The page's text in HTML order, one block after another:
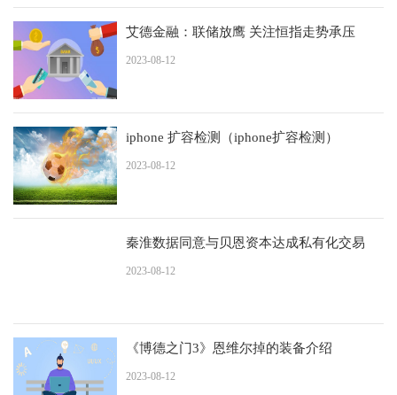
艾德金融：联储放鹰 关注恒指走势承压
2023-08-12
iphone 扩容检测（iphone扩容检测）
2023-08-12
秦淮数据同意与贝恩资本达成私有化交易
2023-08-12
《博德之门3》恩维尔掉的装备介绍
2023-08-12